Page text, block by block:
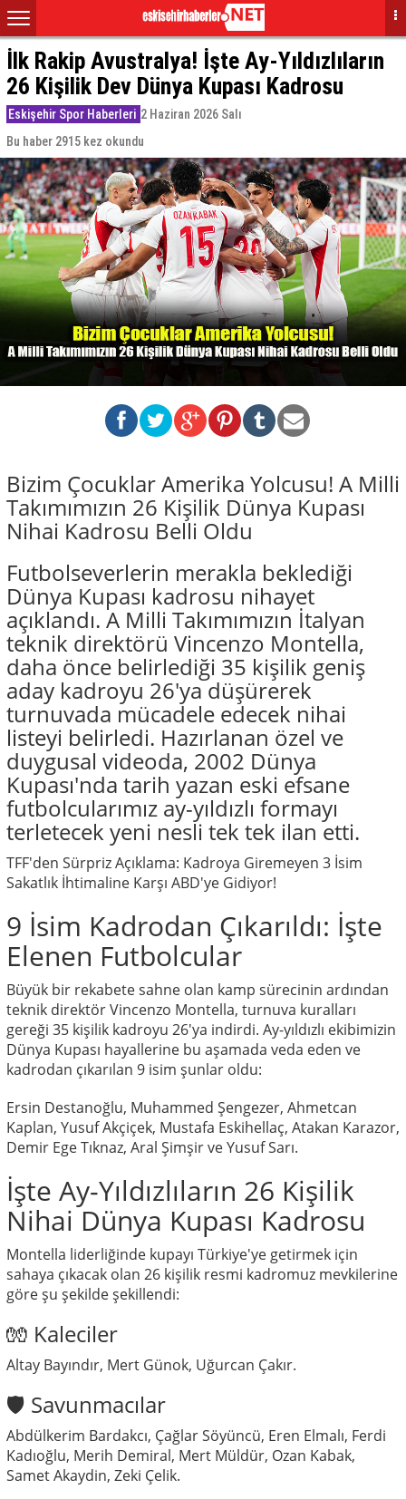
İlk Rakip Avustralya! İşte Ay-Yıldızlıların
26 Kişilik Dev Dünya Kupası Kadrosu
Eskişehir Spor Haberleri 2 Haziran 2026 Salı
Bu haber 2915 kez okundu
Bizim Çocuklar Amerika Yolcusu! A Milli
Takımımızın 26 Kişilik Dünya Kupası
Nihai Kadrosu Belli Oldu
Futbolseverlerin merakla beklediği
Dünya Kupası kadrosu nihayet
açıklandı. A Milli Takımımızın İtalyan
teknik direktörü Vincenzo Montella,
daha önce belirlediği 35 kişilik geniş
aday kadroyu 26'ya düşürerek
turnuvada mücadele edecek nihai
listeyi belirledi. Hazırlanan özel ve
duygusal videoda, 2002 Dünya
Kupası'nda tarih yazan eski efsane
futbolcularımız ay-yıldızlı formayı
terletecek yeni nesli tek tek ilan etti.
TFF'den Sürpriz Açıklama: Kadroya Giremeyen 3 İsim
Sakatlık İhtimaline Karşı ABD'ye Gidiyor!
9 İsim Kadrodan Çıkarıldı: İşte
Elenen Futbolcular
Büyük bir rekabete sahne olan kamp sürecinin ardından
teknik direktör Vincenzo Montella, turnuva kuralları
gereği 35 kişilik kadroyu 26'ya indirdi. Ay-yıldızlı ekibimizin
Dünya Kupası hayallerine bu aşamada veda eden ve
kadrodan çıkarılan 9 isim şunlar oldu:
Ersin Destanoğlu, Muhammed Şengezer, Ahmetcan
Kaplan, Yusuf Akçiçek, Mustafa Eskihellaç, Atakan Karazor,
Demir Ege Tıknaz, Aral Şimşir ve Yusuf Sarı.
İşte Ay-Yıldızlıların 26 Kişilik
Nihai Dünya Kupası Kadrosu
Montella liderliğinde kupayı Türkiye'ye getirmek için
sahaya çıkacak olan 26 kişilik resmi kadromuz mevkilerine
göre şu şekilde şekillendi:
🧤 Kaleciler
Altay Bayındır, Mert Günok, Uğurcan Çakır.
🛡️ Savunmacılar
Abdülkerim Bardakcı, Çağlar Söyüncü, Eren Elmalı, Ferdi
Kadıoğlu, Merih Demiral, Mert Müldür, Ozan Kabak,
Samet Akaydin, Zeki Çelik.